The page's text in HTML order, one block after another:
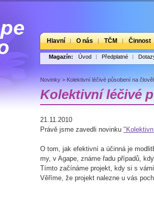
Hlavní O nás TČM Činnost
Magazín: Úvod Předplatné
Novinky > Kolektivní léčivé působení na
Kolektivní léčivé
21.11.2010
Právě jsme zavedli novinku
O tom, jak efektivní a účinná je
my, v Agape, známe řadu případů,
Tímto začínáme projekt, kdy si s
Věříme, že projekt nalezne u vás